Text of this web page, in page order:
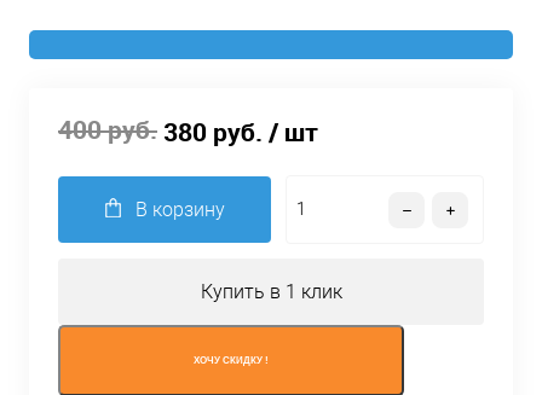
400 руб. 380 руб. / шт
В корзину
Купить в 1 клик
ХОЧУ СКИДКУ !